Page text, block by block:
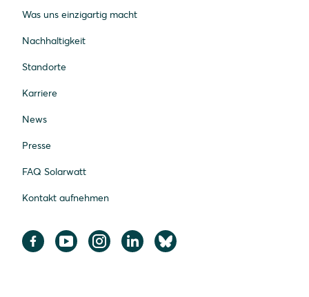
Was uns einzigartig macht
Nachhaltigkeit
Standorte
Karriere
News
Presse
FAQ Solarwatt
Kontakt aufnehmen